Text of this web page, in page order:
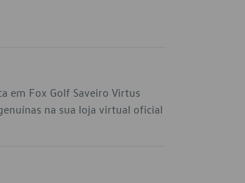
em Fox Golf Saveiro Virtus
na sua loja virtual oficial